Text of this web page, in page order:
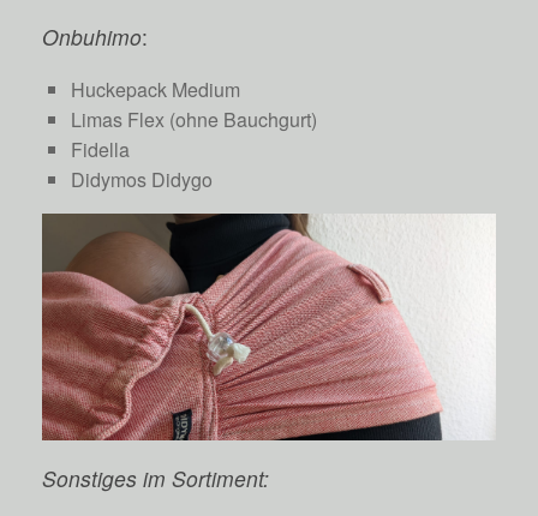
Onbuhimo:
Huckepack Medium
Limas Flex (ohne Bauchgurt)
Fidella
Didymos Didygo
Sonstiges im Sortiment: